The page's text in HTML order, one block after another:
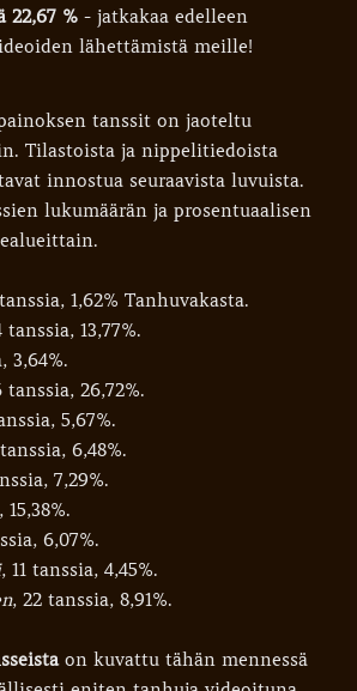
22,67 %- jatkakaa edelleen
lähettämistä meille!
tanssit on jaoteltu
Tilastoista ja nippelitiedoista
innostua seuraavista luvuista.
lukumäärän ja prosentuaalisen
1,62% Tanhuvakasta.
tanssia, 13,77%.
3,64%.
tanssia, 26,72%.
5,67%.
6,48%.
7,29%.
6,07%.
, 11 tanssia, 4,45%.
, 22 tanssia, 8,91%.
on kuvattu tähän mennessä